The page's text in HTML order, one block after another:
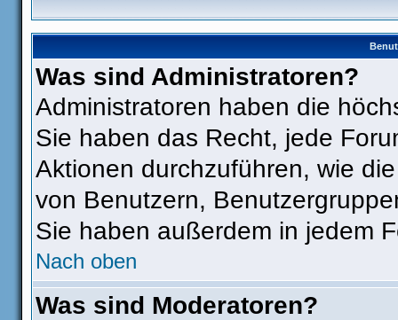
Was sind Administratoren?
Administratoren haben die
Sie haben das Recht, jede
Aktionen durchzuführen, wie
von Benutzern,
Sie haben außerdem in jedem
Nach oben
Was sind Moderatoren?